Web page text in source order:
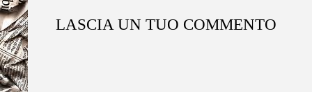
LASCIA UN TUO COMMENTO